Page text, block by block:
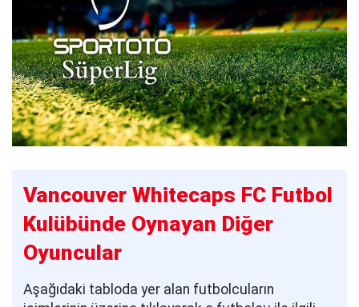
Vancouver Whitecaps FC Futbol
Kulübünde Oynayan Diğer
Oyuncular
Aşağıdaki tabloda yer alan futbolcuların